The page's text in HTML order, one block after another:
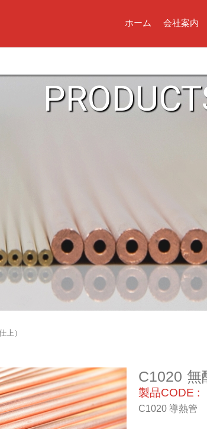
ホーム 会社案内
上）
C1020 無
製品CODE :
C1020 導熱管